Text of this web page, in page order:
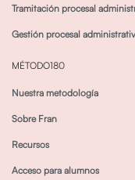
Tramitación procesal
Gestión procesal
MÉTODO180
Nuestra metodología
Sobre Fran
Recursos
Acceso para alumnos